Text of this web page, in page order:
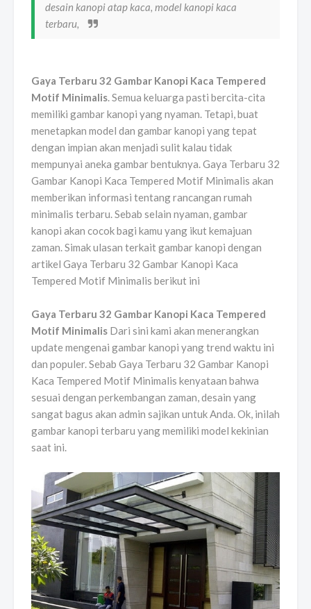
desain kanopi atap kaca, model kanopi kaca
terbaru,
Gaya Terbaru 32 Gambar Kanopi Kaca Tempered
Motif Minimalis. Semua keluarga pasti bercita-cita
memiliki gambar kanopi yang nyaman. Tetapi, buat
menetapkan model dan gambar kanopi yang tepat
dengan impian akan menjadi sulit kalau tidak
mempunyai aneka gambar bentuknya. Gaya Terbaru 32
Gambar Kanopi Kaca Tempered Motif Minimalis akan
memberikan informasi tentang rancangan rumah
minimalis terbaru. Sebab selain nyaman, gambar
kanopi akan cocok bagi kamu yang ikut kemajuan
zaman. Simak ulasan terkait gambar kanopi dengan
artikel Gaya Terbaru 32 Gambar Kanopi Kaca
Tempered Motif Minimalis berikut ini
Gaya Terbaru 32 Gambar Kanopi Kaca Tempered
Motif Minimalis Dari sini kami akan menerangkan
update mengenai gambar kanopi yang trend waktu ini
dan populer. Sebab Gaya Terbaru 32 Gambar Kanopi
Kaca Tempered Motif Minimalis kenyataan bahwa
sesuai dengan perkembangan zaman, desain yang
sangat bagus akan admin sajikan untuk Anda. Ok, inilah
gambar kanopi terbaru yang memiliki model kekinian
saat ini.